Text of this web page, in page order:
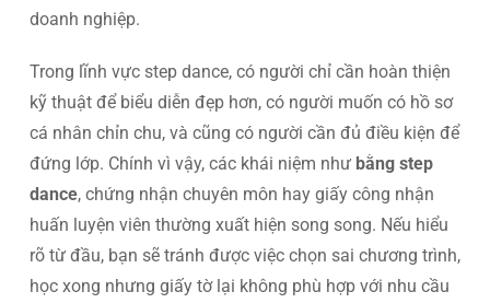
doanh nghiệp.
Trong lĩnh vực step dance, có người chỉ cần hoàn thiện
kỹ thuật để biểu diễn đẹp hơn, có người muốn có hồ sơ
cá nhân chỉn chu, và cũng có người cần đủ điều kiện để
đứng lớp. Chính vì vậy, các khái niệm như bằng step
dance, chứng nhận chuyên môn hay giấy công nhận
huấn luyện viên thường xuất hiện song song. Nếu hiểu
rõ từ đầu, bạn sẽ tránh được việc chọn sai chương trình,
học xong nhưng giấy tờ lại không phù hợp với nhu cầu